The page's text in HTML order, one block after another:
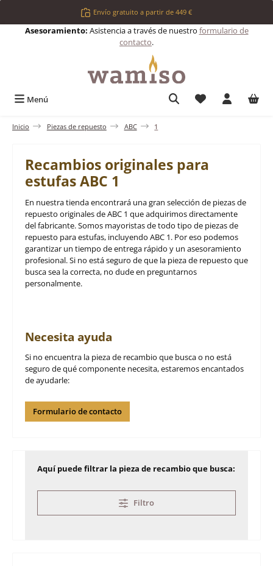
Saltar al contenido principalEnvío gratuito a partir de 449 €
Asesoramiento: Asistencia a través de nuestro formulario de
contacto.
Menú Tienes 0
Inicio Piezas de repuesto ABC 1
Recambios originales para
estufas ABC 1
En nuestra tienda encontrará una gran selección de piezas de
repuesto originales de ABC 1 que adquirimos directamente
del fabricante. Somos mayoristas de todo tipo de piezas de
repuesto para estufas, incluyendo ABC 1. Por eso podemos
garantizar un tiempo de entrega rápido y un asesoramiento
profesional. Si no está seguro de que la pieza de repuesto que
busca sea la correcta, no dude en preguntarnos
personalmente.
Necesita ayuda
Si no encuentra la pieza de recambio que busca o no está
seguro de qué componente necesita, estaremos encantados
de ayudarle:
Formulario de contacto
Aquí puede filtrar la pieza de recambio que busca:
Filtro